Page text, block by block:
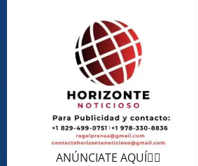
ANÚNCIATE AQUÍ👆🏻